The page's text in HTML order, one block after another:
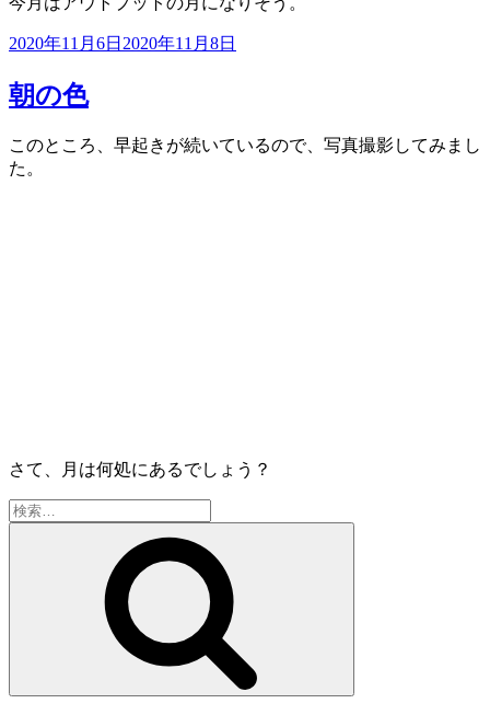
投
日:
2020年11月6日 2020年11月8日
朝の色
このところ、早起きが続いているので、写真撮影してみまし
た。
さて、月は何処にあるでしょう？
検
索: